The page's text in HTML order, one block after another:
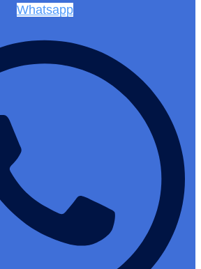
Whatsapp